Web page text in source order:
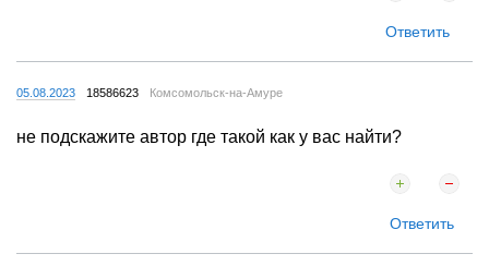
Ответить
05.08.2023 18586623 Комсомольск-на-Амуре
не подскажите автор где такой как у вас найти?
Ответить